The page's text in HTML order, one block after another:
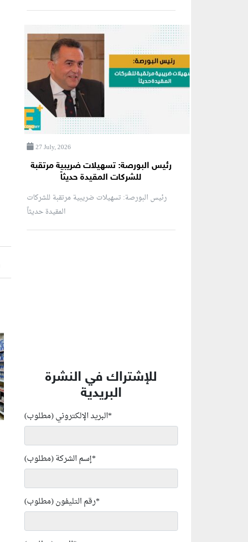
27 July, 2026
رئيس البورصة: تسهيلات ضريبية مرتقبة
للشركات المقيدة حديثاً
رئيس البورصة: تسهيلات ضريبية مرتقبة للشركات
للإشتراك في النشرة
البريدية
البريد الإلكتروني (مطلوب)*
إسم الشركة (مطلوب)*
رقم التليفون (مطلوب)*